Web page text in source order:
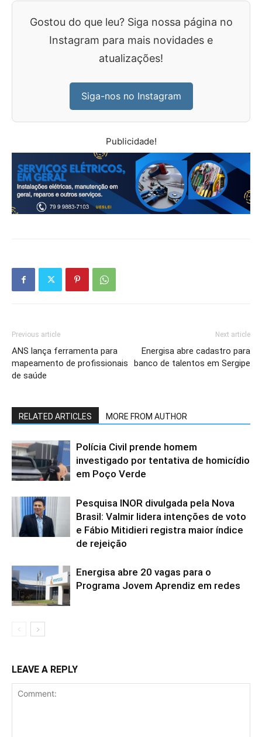
Gostou do que leu? Siga nossa página no
Instagram para mais novidades e
atualizações!
Siga-nos no Instagram
Publicidade!
Previous article
ANS lança ferramenta para
mapeamento de profissionais
de saúde
Next article
Energisa abre cadastro para
banco de talentos em Sergipe
RELATED ARTICLES MORE FROM AUTHOR
Polícia Civil prende homem
investigado por tentativa de homicídio
em Poço Verde
Pesquisa INOR divulgada pela Nova
Brasil: Valmir lidera intenções de voto
e Fábio Mitidieri registra maior índice
de rejeição
Energisa abre 20 vagas para o
Programa Jovem Aprendiz em redes
LEAVE A REPLY